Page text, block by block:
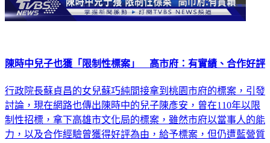
陳時中兒子也獲「限制性標案」 高市府：有實績、合作好評
行政院長蘇貞昌的女兒蘇巧純間接拿到桃園市府的標案，引發
討論，現在網路也傳出陳時中的兒子陳彥安，曾在110年以限
制性招標，拿下高雄市文化局的標案，雖然市府以當事人的能
力，以及合作經驗曾獲得好評為由，給予標案，但仍遭藍營質